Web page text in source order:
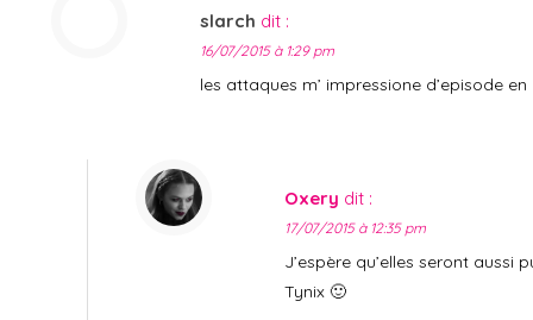
slarch dit :
16/07/2015 à 1:29 pm
les attaques m’ impressione d’episode
Oxery dit :
17/07/2015 à 12:35 pm
J’espère qu’elles seront aussi
Tynix 🙂